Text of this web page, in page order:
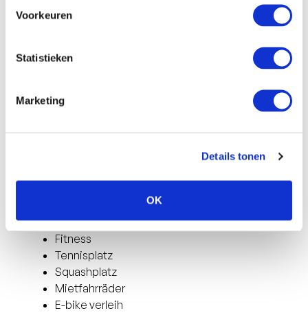
Voorkeuren
Statistieken
Marketing
Details tonen
OK
Grand Café
Außenterrasse
Solarium
Fitness
Tennisplatz
Squashplatz
Mietfahrräder
E-bike verleih